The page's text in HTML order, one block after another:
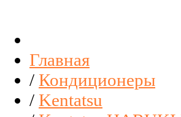
Главная
/ Кондиционеры
/ Kentatsu